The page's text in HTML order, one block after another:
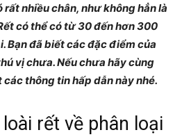
rất nhiều chân, như không hẳn là
có thể có từ 30 đến hơn 300
Bạn đã biết các đặc điểm của
vị chưa. Nếu chưa hãy cùng
thông tin hấp dẫn này nhé.
rết về phân loại